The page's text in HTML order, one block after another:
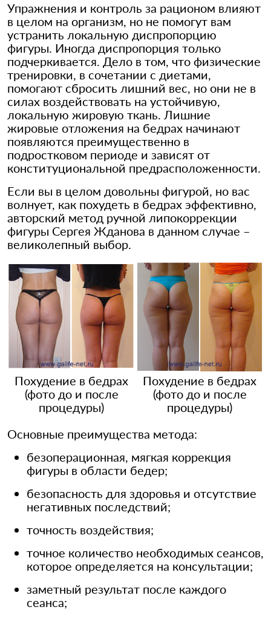
Упражнения и контроль за рационом влияют
в целом на организм, но не помогут вам
устранить локальную диспропорцию
фигуры. Иногда диспропорция только
подчеркивается. Дело в том, что физические
тренировки, в сочетании с диетами,
помогают сбросить лишний вес, но они не в
силах воздействовать на устойчивую,
локальную жировую ткань. Лишние
жировые отложения на бедрах начинают
появляются преимущественно в
подростковом периоде и зависят от
конституциональной предрасположенности.
Если вы в целом довольны фигурой, но вас
волнует, как похудеть в бедрах эффективно,
авторский метод ручной липокоррекции
фигуры Сергея Жданова в данном случае –
великолепный выбор.
Похудение в бедрах
(фото до и после
процедуры)
Похудение в бедрах
(фото до и после
процедуры)
Основные преимущества метода:
безоперационная, мягкая коррекция
фигуры в области бедер;
безопасность для здоровья и отсутствие
негативных последствий;
точность воздействия;
точное количество необходимых сеансов,
которое определяется на консультации;
заметный результат после каждого
сеанса;